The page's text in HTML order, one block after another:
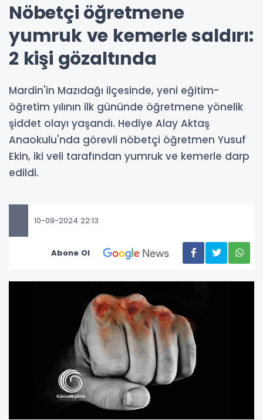
Nöbetçi öğretmene
yumruk ve kemerle saldırı:
2 kişi gözaltında
Mardin'in Mazıdağı ilçesinde, yeni eğitim-
öğretim yılının ilk gününde öğretmene yönelik
şiddet olayı yaşandı. Hediye Alay Aktaş
Anaokulu'nda görevli nöbetçi öğretmen Yusuf
Ekin, iki veli tarafından yumruk ve kemerle darp
edildi.
10-09-2024 22:13
Abone Ol